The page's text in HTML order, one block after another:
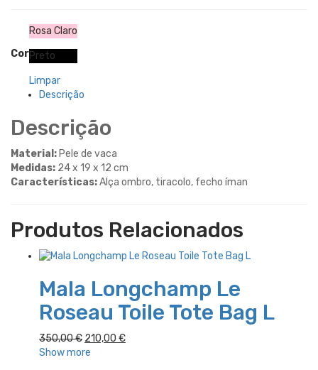
Cor
Rosa Claro
Preto
Limpar
Descrição
Descrição
Material: Pele de vaca
Medidas: 24 x 19 x 12 cm
Características:Alça ombro, tiracolo, fecho íman
Produtos Relacionados
Mala Longchamp Le
Roseau Toile Tote Bag L
350,00€ O
preço
210,00 €O
Show more